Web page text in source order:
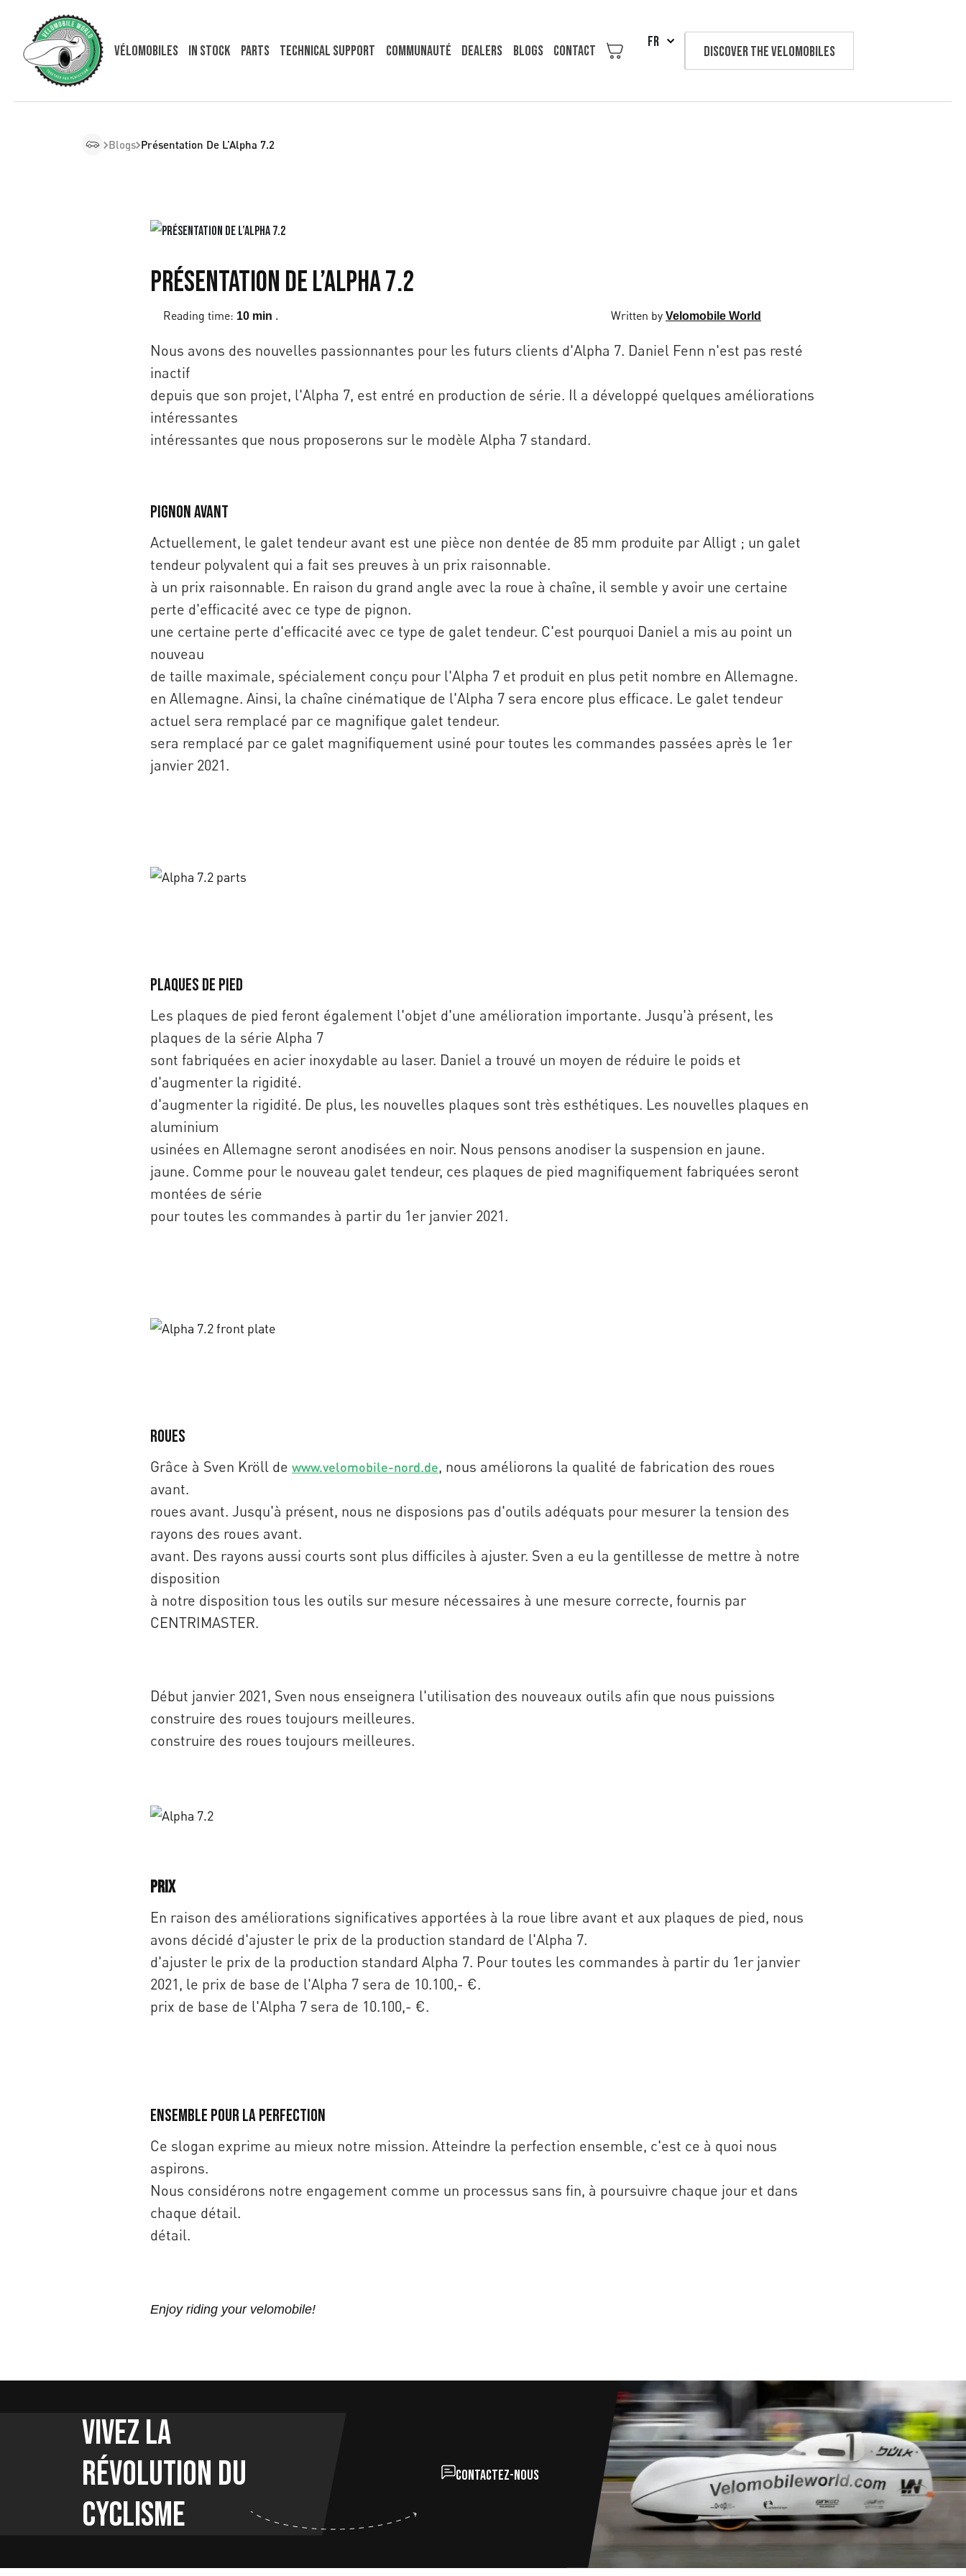
Vélomobiles In Stock Parts Technical support COMMUNAUTÉ Dealers Blogs Contact
FR
Discover the velomobiles
Blogs Présentation De L’Alpha 7.2
Présentation de l’Alpha 7.2
Reading time: 10 min . Written by Velomobile World
Nous avons des nouvelles passionnantes pour les futurs clients d'Alpha 7. Daniel Fenn n'est pas resté
inactif
depuis que son projet, l'Alpha 7, est entré en production de série. Il a développé quelques améliorations
intéressantes
intéressantes que nous proposerons sur le modèle Alpha 7 standard.
Pignon avant
Actuellement, le galet tendeur avant est une pièce non dentée de 85 mm produite par Alligt ; un galet
tendeur polyvalent qui a fait ses preuves à un prix raisonnable.
à un prix raisonnable. En raison du grand angle avec la roue à chaîne, il semble y avoir une certaine
perte d'efficacité avec ce type de pignon.
une certaine perte d'efficacité avec ce type de galet tendeur. C'est pourquoi Daniel a mis au point un
nouveau
de taille maximale, spécialement conçu pour l'Alpha 7 et produit en plus petit nombre en Allemagne.
en Allemagne. Ainsi, la chaîne cinématique de l'Alpha 7 sera encore plus efficace. Le galet tendeur
actuel sera remplacé par ce magnifique galet tendeur.
sera remplacé par ce galet magnifiquement usiné pour toutes les commandes passées après le 1er
janvier 2021.
Plaques de pied
Les plaques de pied feront également l'objet d'une amélioration importante. Jusqu'à présent, les
plaques de la série Alpha 7
sont fabriquées en acier inoxydable au laser. Daniel a trouvé un moyen de réduire le poids et
d'augmenter la rigidité.
d'augmenter la rigidité. De plus, les nouvelles plaques sont très esthétiques. Les nouvelles plaques en
aluminium
usinées en Allemagne seront anodisées en noir. Nous pensons anodiser la suspension en jaune.
jaune. Comme pour le nouveau galet tendeur, ces plaques de pied magnifiquement fabriquées seront
montées de série
pour toutes les commandes à partir du 1er janvier 2021.
Roues
Grâce à Sven Kröll de www.velomobile-nord.de, nous améliorons la qualité de fabrication des roues
avant.
roues avant. Jusqu'à présent, nous ne disposions pas d'outils adéquats pour mesurer la tension des
rayons des roues avant.
avant. Des rayons aussi courts sont plus difficiles à ajuster. Sven a eu la gentillesse de mettre à notre
disposition
à notre disposition tous les outils sur mesure nécessaires à une mesure correcte, fournis par
CENTRIMASTER.
Début janvier 2021, Sven nous enseignera l'utilisation des nouveaux outils afin que nous puissions
construire des roues toujours meilleures.
construire des roues toujours meilleures.
Prix
En raison des améliorations significatives apportées à la roue libre avant et aux plaques de pied, nous
avons décidé d'ajuster le prix de la production standard de l'Alpha 7.
d'ajuster le prix de la production standard Alpha 7. Pour toutes les commandes à partir du 1er janvier
2021, le prix de base de l'Alpha 7 sera de 10.100,- €.
prix de base de l'Alpha 7 sera de 10.100,- €.
Ensemble pour la perfection
Ce slogan exprime au mieux notre mission. Atteindre la perfection ensemble, c'est ce à quoi nous
aspirons.
Nous considérons notre engagement comme un processus sans fin, à poursuivre chaque jour et dans
chaque détail.
détail.
Enjoy riding your velomobile!
Vivez la
révolution du
cyclisme
Contactez-nous